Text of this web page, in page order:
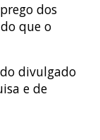
dos
que o
divulgado
e de